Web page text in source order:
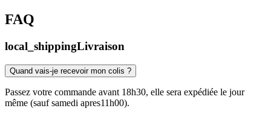
FAQ
local_shippingLivraison
Quand vais-je recevoir mon colis ?
Passez votre commande avant 18h30, elle sera expédiée le jour
même (sauf samedi apres11h00).